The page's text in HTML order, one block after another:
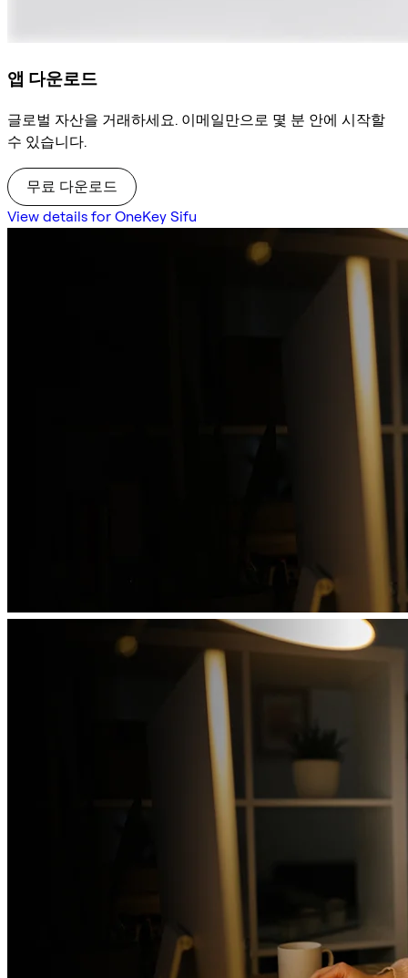
앱 다운로드
글로벌 자산을 거래하세요. 이메일만으로 몇 분 안에 시작할
수 있습니다.
무료 다운로드
View details for OneKey Sifu